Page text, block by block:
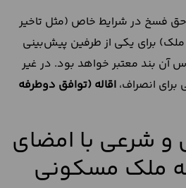
حق فسخ در شرایط خاص (مثل تاخیر
برای یکی از طرفین پیش‌بینی
آن بند معتبر خواهد بود. در غیر
برای انصراف، اقاله (توافق دوطرفه
و شرعی با امضای
ملک مسکونی